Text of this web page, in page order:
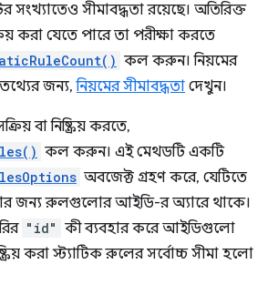
সংখ্যাতেও সীমাবদ্ধতা রয়েছে। অতিরিক্ত
করা যেতে পারে তা পরীক্ষা করতে
কল করুন। নিয়মের
তথ্যের জন্য,নিয়মের সীমাবদ্ধতা দেখুন।
বা নিষ্ক্রিয় করতে,
কল করুন। এই মেথডটি একটি
অবজেক্ট গ্রহণ করে, যেটিতে
করার জন্য রুলগুলোর আইডি-র অ্যারে থাকে।
"id" কী ব্যবহার করে আইডিগুলো
করা স্ট্যাটিক রুলের সর্বোচ্চ সীমা হলো